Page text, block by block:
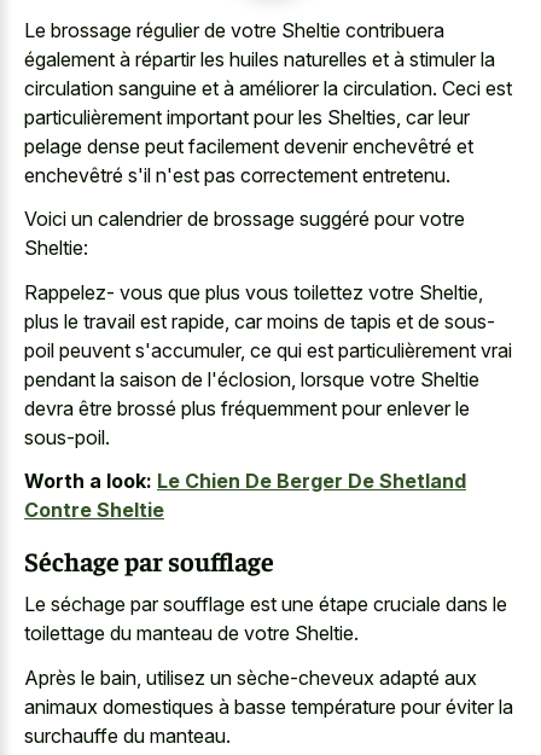
Le brossage régulier de votre Sheltie contribuera
également à répartir les huiles naturelles et à stimuler la
circulation sanguine et à améliorer la circulation. Ceci est
particulièrement important pour les Shelties, car leur
pelage dense peut facilement devenir enchevêtré et
enchevêtré s'il n'est pas correctement entretenu.
Voici un calendrier de brossage suggéré pour votre
Sheltie:
Rappelez- vous que plus vous toilettez votre Sheltie,
plus le travail est rapide, car moins de tapis et de sous-
poil peuvent s'accumuler, ce qui est particulièrement vrai
pendant la saison de l'éclosion, lorsque votre Sheltie
devra être brossé plus fréquemment pour enlever le
sous-poil.
Worth a look: Le Chien De Berger De Shetland
Contre Sheltie
Séchage par soufflage
Le séchage par soufflage est une étape cruciale dans le
toilettage du manteau de votre Sheltie.
Après le bain, utilisez un sèche-cheveux adapté aux
animaux domestiques à basse température pour éviter la
surchauffe du manteau.